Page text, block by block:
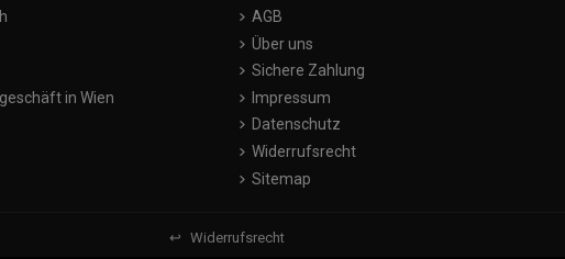
in Wien
AGB
Über uns
Sichere Zahlung
Impressum
Datenschutz
Widerrufsrecht
Sitemap
↩ Widerrufsrecht